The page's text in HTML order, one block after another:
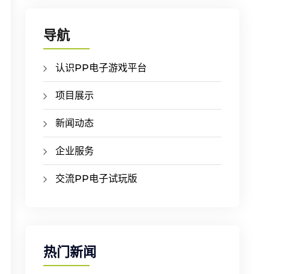
导航
认识PP电子游戏平台
项目展示
新闻动态
企业服务
交流PP电子试玩版
热门新闻